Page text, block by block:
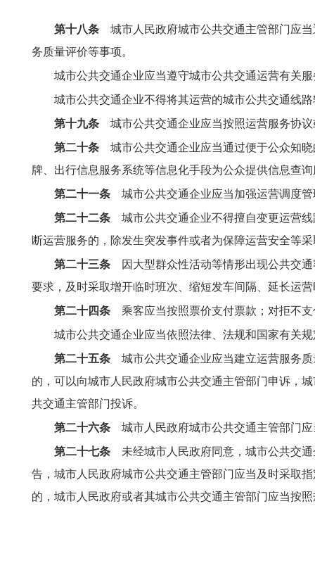
第十八条 城市人民政府城市公共交通主管部门应
务质量评价等事项。
城市公共交通企业应当遵守城市公共交通运营有关
城市公共交通企业不得将其运营的城市公共交通线
第十九条 城市公共交通企业应当按照运营服务协
第二十条 城市公共交通企业应当通过便于公众知
牌、出行信息服务系统等信息化手段为公众提供信息查
第二十一条 城市公共交通企业应当加强运营调度
第二十二条 城市公共交通企业不得擅自变更运营
断运营服务的，除发生突发事件或者为保障运营安全等
第二十三条 因大型群众性活动等情形出现公共交
要求，及时采取增开临时班次、缩短发车间隔、延长运
第二十四条 乘客应当按照票价支付票款；对拒不
城市公共交通企业应当依照法律、法规和国家有关
第二十五条 城市公共交通企业应当建立运营服务
的，可以向城市人民政府城市公共交通主管部门申诉，
共交通主管部门投诉。
第二十六条 城市人民政府城市公共交通主管部门
第二十七条 未经城市人民政府同意，城市公共交
告，城市人民政府城市公共交通主管部门应当及时采取
的，城市人民政府或者其城市公共交通主管部门应当按